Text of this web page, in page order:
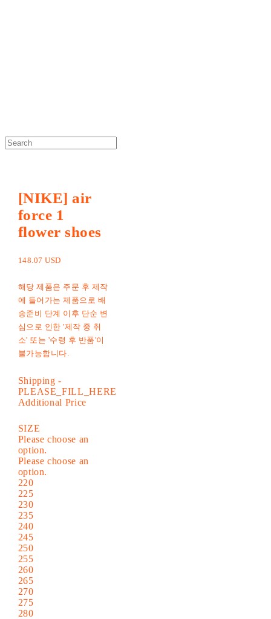
[NIKE] air
force 1
flower shoes
148.07 USD
해당 제품은 주문 후 제작
에 들어가는 제품으로 배
송준비 단계 이후 단순 변
심으로 인한 '제작 중 취
소' 또는 '수령 후 반품'이
불가능합니다.
Shipping-
PLEASE_FILL_HERE
Additional Price
SIZE
Please choose an
option.
Please choose an
option.
220
225
230
235
240
245
250
255
260
265
270
275
280